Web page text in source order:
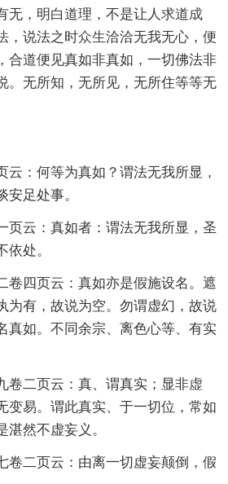
无，明白道理，不是让人求道成
，说法之时众生洽洽无我无心，便
合道便见真如非真如，一切佛法非
。无所知，无所见，无所住等等无
：何等为真如？谓法无我所显，
足处事。
：真如者：谓法无我所显，圣
处。
卷四页云：真如亦是假施设名。遮
为有，故说为空。勿谓虚幻，故说
真如。不同余宗、离色心等、有实
页云：真、谓真实；显非虚
变易。谓此真实、于一切位，常如
然不虚妄义。
页云：由离一切虚妄颠倒，假